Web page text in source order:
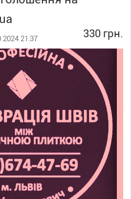
330 грн.
21:37